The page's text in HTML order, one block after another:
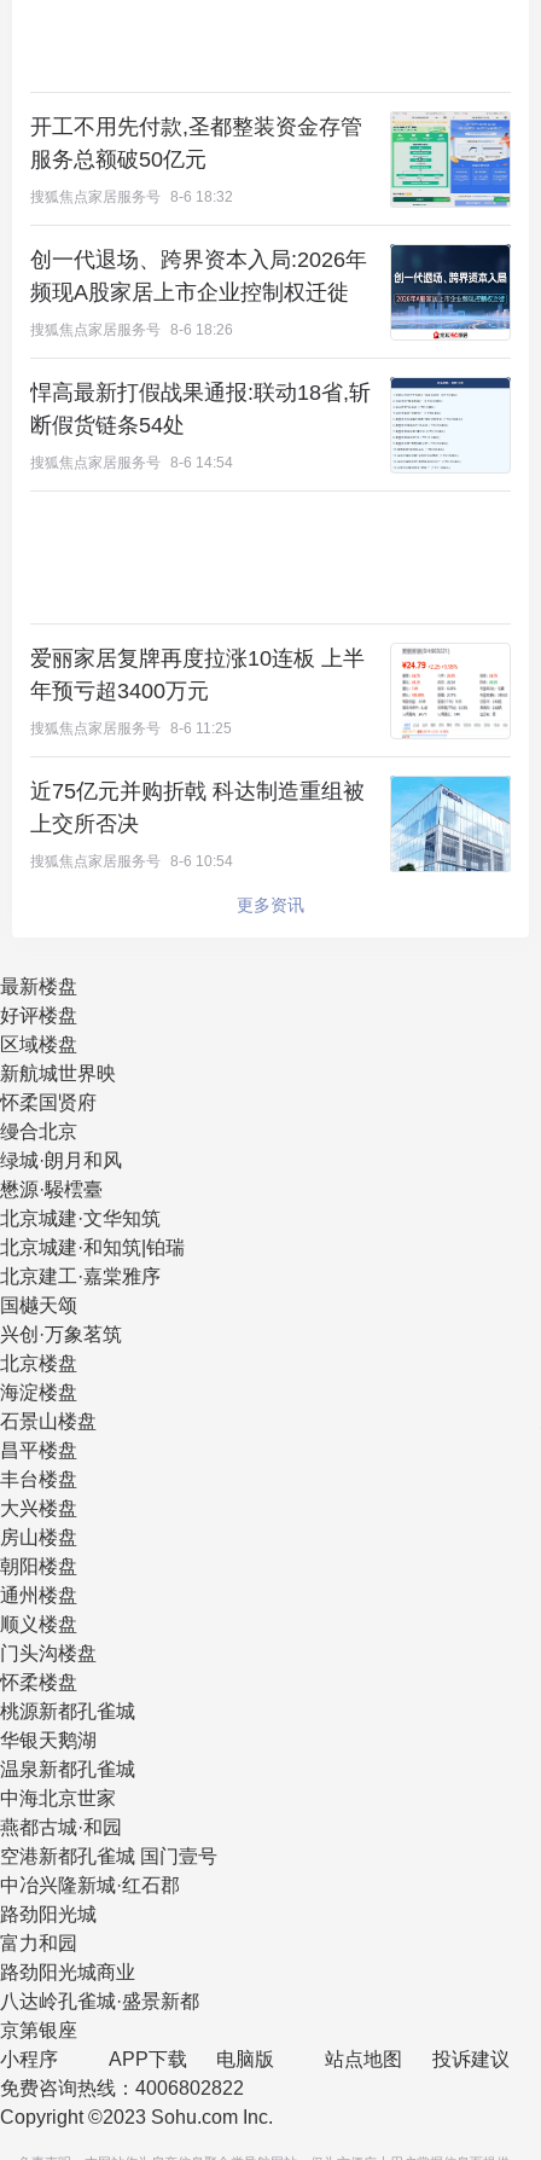
开工不用先付款,圣都整装资金存管
服务总额破50亿元
搜狐焦点家居服务号 8-6 18:32
创一代退场、跨界资本入局:2026年
频现A股家居上市企业控制权迁徙
搜狐焦点家居服务号 8-6 18:26
悍高最新打假战果通报:联动18省,斩
断假货链条54处
搜狐焦点家居服务号 8-6 14:54
爱丽家居复牌再度拉涨10连板 上半
年预亏超3400万元
搜狐焦点家居服务号 8-6 11:25
近75亿元并购折戟 科达制造重组被
上交所否决
搜狐焦点家居服务号 8-6 10:54
更多资讯
最新楼盘
好评楼盘
区域楼盘
新航城世界映
怀柔国贤府
缦合北京
绿城·朗月和风
懋源·騴橒臺
北京城建·文华知筑
北京城建·和知筑|铂瑞
北京建工·嘉棠雅序
国樾天颂
兴创·万象茗筑
北京楼盘
海淀楼盘
石景山楼盘
昌平楼盘
丰台楼盘
大兴楼盘
房山楼盘
朝阳楼盘
通州楼盘
顺义楼盘
门头沟楼盘
怀柔楼盘
桃源新都孔雀城
华银天鹅湖
温泉新都孔雀城
中海北京世家
燕都古城·和园
空港新都孔雀城 国门壹号
中冶兴隆新城·红石郡
路劲阳光城
富力和园
路劲阳光城商业
八达岭孔雀城·盛景新都
京第银座
小程序
APP下载 电脑版 站点地图
投诉建议
免费咨询热线：4006802822
Copyright ©2023 Sohu.com Inc.